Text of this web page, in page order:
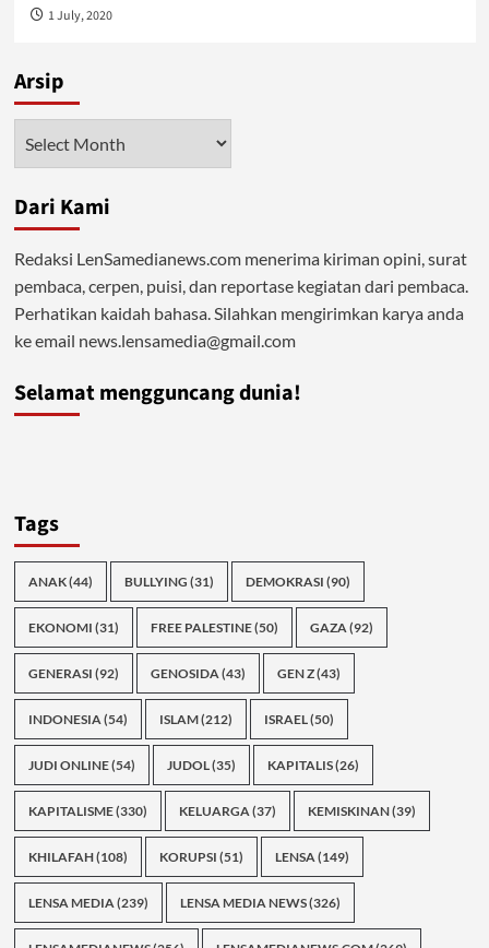
1 July, 2020
Arsip
Dari Kami
Redaksi LenSamedianews.com menerima kiriman opini, surat
pembaca, cerpen, puisi, dan reportase kegiatan dari pembaca.
Perhatikan kaidah bahasa. Silahkan mengirimkan karya anda
ke email news.lensamedia@gmail.com
Selamat mengguncang dunia!
Tags
ANAK(44) BULLYING (31) DEMOKRASI (90)
EKONOMI (31) FREE PALESTINE(50) GAZA(92)
GENERASI (92) GENOSIDA(43) GEN Z(43)
INDONESIA(54) ISLAM(212) ISRAEL(50)
JUDI ONLINE(54) JUDOL(35) KAPITALIS(26)
KAPITALISME(330) KELUARGA(37) KEMISKINAN(39)
KHILAFAH(108) KORUPSI (51) LENSA(149)
LENSA MEDIA(239) LENSA MEDIA NEWS(326)